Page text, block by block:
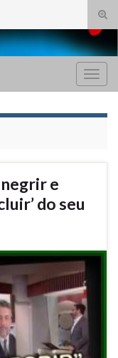
de
e
do seu